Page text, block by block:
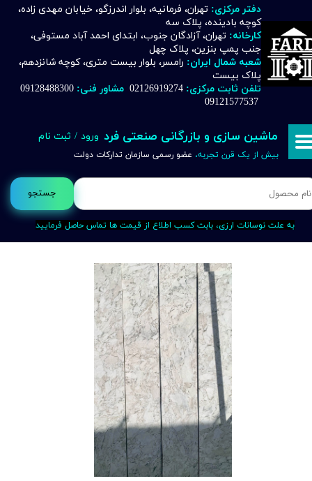
جستجو
دفتر مرکزی: تهران، فرمانیه، بلوار اندرزگو، خیابان مهدی زاده،
کوچه بادینده، پلاک سه
کارخانه: تهران، آزادگان جنوب، ابتدای احمد آباد مستوفی،
جنب پمپ بنزین، پلاک چهل
شعبه شمال ایران: رامسر، بلوار بیست متری، کوچه شانزدهم،
پلاک بیست
تلفن ثابت مرکزی: 02126919274 مشاور فنی:
09121577537
ماشین سازی و بازرگانی صنعتی فرد
بیش از یک قرن تجربه، عضو رسمی سازمان تدارکات دولت
ورود / ثبت نام
حساب کاربری من
تغییر گذر واژه
خروج از حساب کاربری
به علت نوسانات ارزی، بابت کسب اطلاع از قیمت ها تماس حاصل فرمایید